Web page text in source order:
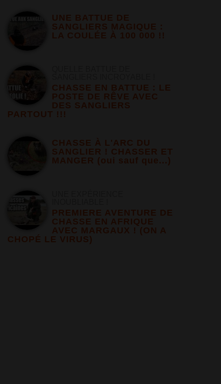
UNE BATTUE DE
SANGLIERS MAGIQUE :
LA COULÉE À 100 000 !!
CHASSE EN BATTUE : LE
POSTE DE RÊVE AVEC
DES SANGLIERS
PARTOUT !!!
CHASSE À L'ARC DU
SANGLIER ! CHASSER ET
MANGER (oui sauf que...)
PREMIERE AVENTURE DE
CHASSE EN AFRIQUE
AVEC MARGAUX ! (ON A
CHOPÉ LE VIRUS)